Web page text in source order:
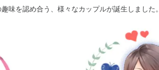
味を認め合う、様々なカップルが誕生しました